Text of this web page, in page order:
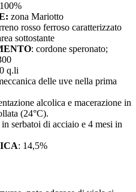
zona Mariotto
rosso ferroso caratterizzato
sottostante
: cordone speronato;
q.li
delle uve nella prima
alcolica e macerazione in
(24°C).
in serbatoi di acciaio e 4 mesi in
: 14,5%